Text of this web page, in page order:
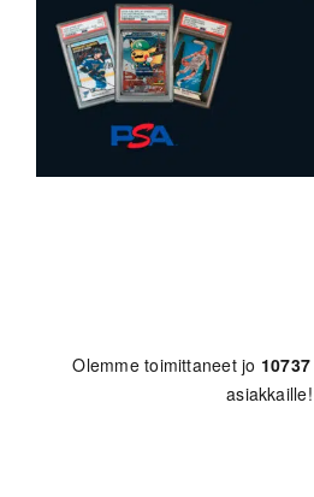
Olemme toimittaneet jo 10737
asiakkaille!